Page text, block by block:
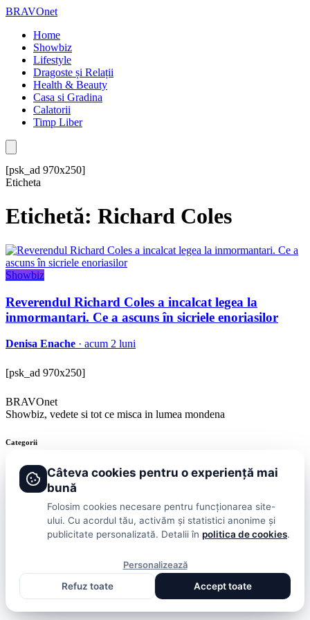
BRAVOnet
Home
Showbiz
Lifestyle
Dragoste și Relații
Health & Beauty
Casa si Gradina
Calatorii
Timp Liber
[psk_ad 970x250]
Eticheta
Etichetă: Richard Coles
Showbiz
Reverendul Richard Coles a incalcat legea la
inmormantari. Ce a ascuns în sicriele enoriasilor
Denisa Enache · acum 2 luni
[psk_ad 970x250]
BRAVOnet
Showbiz, vedete si tot ce misca in lumea mondena
Categorii
StiriShowbizPublicitateLifestyleHealth & BeautyCasa si Gradina
PublicitatePolitica De ConfidentialitateHomeTermeni și
Câteva cookies pentru o experiență mai
bună
Folosim cookies necesare pentru funcționarea site-
ului. Cu acordul tău, activăm și statistici anonime și
publicitate personalizată. Detalii în politica de cookies.
Personalizează
Refuz toate
Accept toate